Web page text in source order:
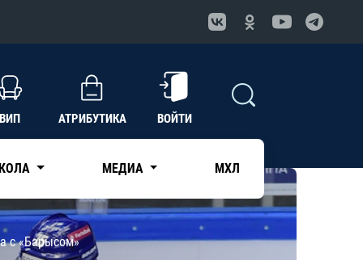
ВИП АТРИБУТИКА ВОЙТИ
МЕДИА МХЛ
с «Барысом»